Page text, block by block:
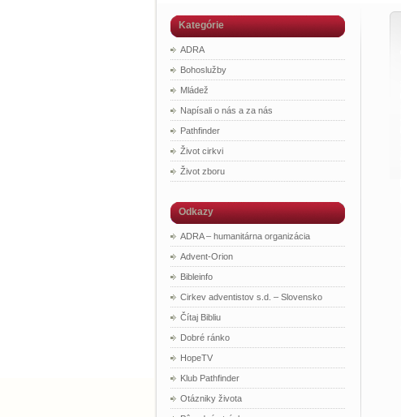
Kategórie
ADRA
Bohoslužby
Mládež
Napísali o nás a za nás
Pathfinder
Život cirkvi
Život zboru
Odkazy
ADRA – humanitárna organizácia
Advent-Orion
Bibleinfo
Cirkev adventistov s.d. – Slovensko
Čítaj Bibliu
Dobré ránko
HopeTV
Klub Pathfinder
Otázniky života